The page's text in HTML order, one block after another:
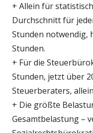
+ Allein für
Durchschnitt für
Stunden notwendig,
Stunden.
+ Für die
Stunden, jetzt über
Steuerberaters,
+ Die größte
Gesamtbelastung –